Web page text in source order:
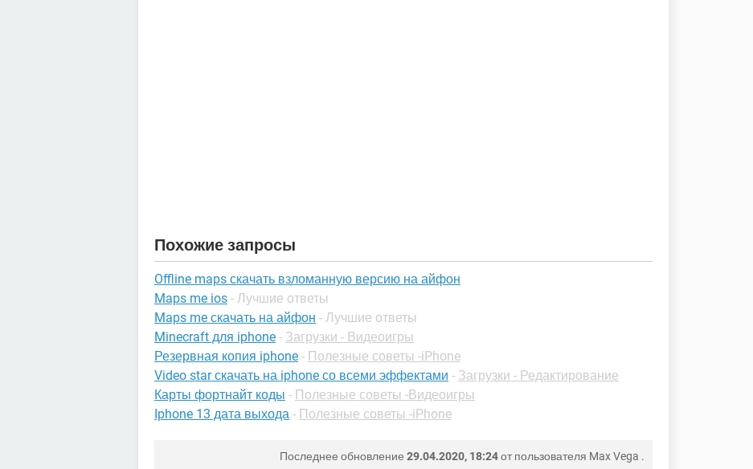
Похожие запросы
Offline maps скачать взломанную версию на айфон
Maps me ios - Лучшие ответы
Maps me скачать на айфон - Лучшие ответы
Minecraft для iphone - Загрузки - Видеоигры
Резервная копия iphone - Полезные советы -iPhone
Video star скачать на iphone со всеми эффектами - Загрузки - Редактирование
Карты фортнайт коды - Полезные советы -Видеоигры
Iphone 13 дата выхода - Полезные советы -iPhone
Последнее обновление 29.04.2020, 18:24от пользователя Max Vega .